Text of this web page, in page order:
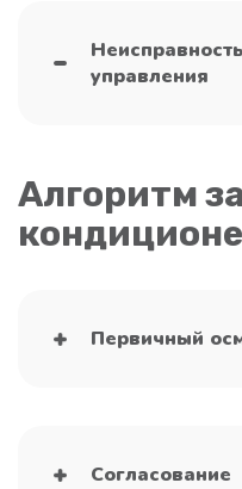
управления
Алгоритм
Первичный
Согласование